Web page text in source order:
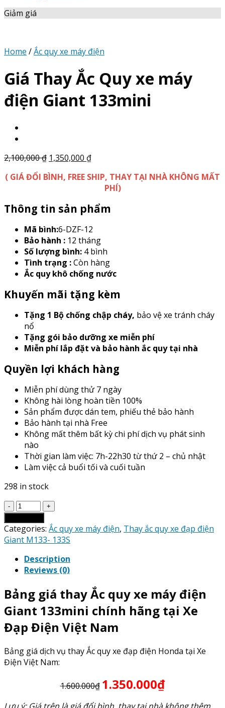
Giảm giá
Home /Ắc quy xe máy điện
Giá Thay Ắc Quy xe máy
điện Giant 133mini
2,100,000₫ 1,350,000 ₫
( GIÁ ĐỔI BÌNH, FREE SHIP, THAY TẠI NHÀ KHÔNG MẤT
PHÍ)
Thông tin sản phẩm
Mã bình:6-DZF-12
Bảo hành : 12 tháng
Số lượng bình: 4 bình
Tình trạng :Còn hàng
Ắc quy khô chống nước
Khuyến mãi tặng kèm
Tặng 1 Bộ chống chập cháy, bảo vệ xe tránh cháy
nổ
Tặng gói bảo dưỡng xe miễn phí
Miễn phí lắp đặt và bảo hành ắc quy tại nhà
Quyền lợi khách hàng
Miễn phí dùng thử 7 ngày
Không hài lòng hoàn tiền 100%
Sản phẩm được dán tem, phiếu thẻ bảo hành
Bảo hành tại nhà Free
Không mất thêm bất kỳ chi phí dịch vụ phát sinh
nào
Thời gian làm việc: 7h-22h30 từ thứ 2 – chủ nhật
Làm việc cả buổi tối và cuối tuần
298 in stock
Giá
Thay
Ắc
Quy
máy
điện
133mini
quantity
Categories: Ắc quy xe máy điện, Thay ắc quy xe đạp điện
Giant M133- 133S
Description
Reviews (0)
Bảng giá thay Ắc quy xe máy điện
Giant 133mini chính hãng tại Xe
Đạp Điện Việt Nam
Bảng giá dịch vụ thay Ắc quy xe đạp điện Honda tại Xe
Điện Việt Nam:
1.600.000₫ 1.350.000₫